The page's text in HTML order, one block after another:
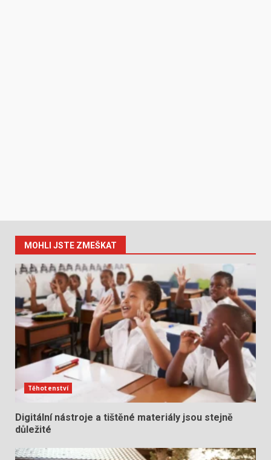
MOHLI JSTE ZMEŠKAT
Těhotenství
Digitální nástroje a tištěné materiály jsou stejně
důležité